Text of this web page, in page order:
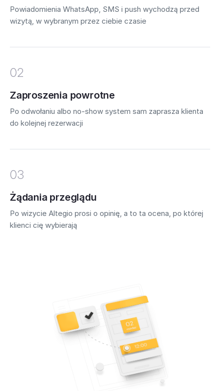
Powiadomienia WhatsApp, SMS i push wychodzą przed
wizytą, w wybranym przez ciebie czasie
02
Zaproszenia powrotne
Po odwołaniu albo no-show system sam zaprasza klienta
do kolejnej rezerwacji
03
Żądania przeglądu
Po wizycie Altegio prosi o opinię, a to ta ocena, po której
klienci cię wybierają